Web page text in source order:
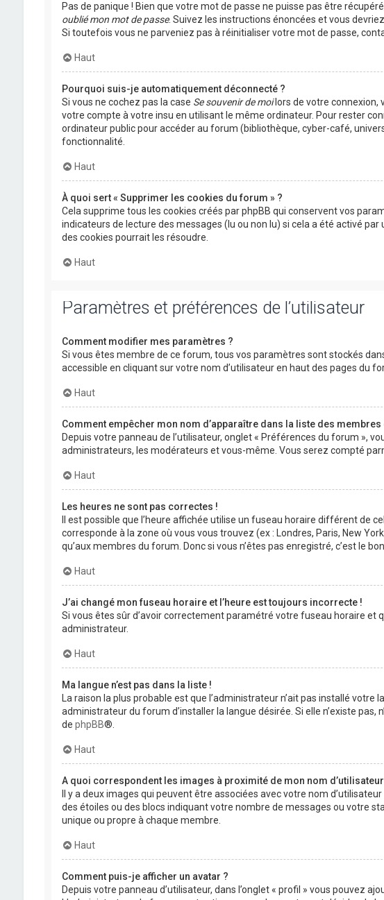
Pas de panique ! Bien que votre mot de passe ne puisse pas être
oublié mon mot de passe. Suivez les instructions énoncées et vous
Si toutefois vous ne parveniez pas à réinitialiser votre mot de passe,
Haut
Pourquoi suis-je automatiquement déconnecté ?
Si vous ne cochez pas la case Se souvenir de moilors de votre connexion,
votre compte à votre insu en utilisant le même ordinateur. Pour rester
ordinateur public pour accéder au forum (bibliothèque, cyber-café,
fonctionnalité.
Haut
À quoi sert « Supprimer les cookies du forum » ?
Cela supprime tous les cookies créés par phpBB qui conservent vos
indicateurs de lecture des messages (lu ou non lu) si cela a été activé
des cookies pourrait les résoudre.
Haut
Paramètres et préférences de l’utilisateur
Comment modifier mes paramètres ?
Si vous êtes membre de ce forum, tous vos paramètres sont stockés
accessible en cliquant sur votre nom d’utilisateur en haut des pages du
Haut
Comment empêcher mon nom d’apparaître dans la liste des membres
Depuis votre panneau de l’utilisateur, onglet « Préférences du forum »,
administrateurs, les modérateurs et vous-même. Vous serez compté
Haut
Les heures ne sont pas correctes !
Il est possible que l’heure affichée utilise un fuseau horaire différent de
corresponde à la zone où vous vous trouvez (ex : Londres, Paris, New
qu’aux membres du forum. Donc si vous n’êtes pas enregistré, c’est le
Haut
J’ai changé mon fuseau horaire et l’heure est toujours incorrecte !
Si vous êtes sûr d’avoir correctement paramétré votre fuseau horaire et
administrateur.
Haut
Ma langue n’est pas dans la liste !
La raison la plus probable est que l’administrateur n’ait pas installé
administrateur du forum d’installer la langue désirée. Si elle n’existe
de phpBB®.
Haut
A quoi correspondent les images à proximité de mon nom
Il y a deux images qui peuvent être associées avec votre nom
des étoiles ou des blocs indiquant votre nombre de messages ou votre
unique ou propre à chaque membre.
Haut
Comment puis-je afficher un avatar ?
Depuis votre panneau d’utilisateur, dans l’onglet « profil » vous pouvez